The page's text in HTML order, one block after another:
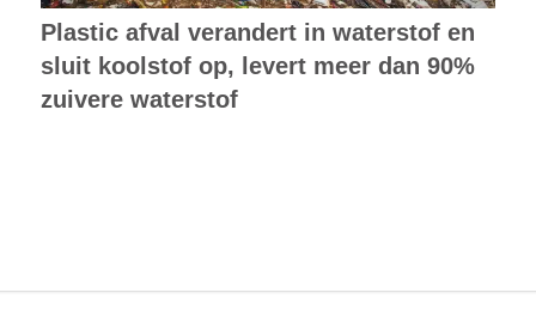
Plastic afval verandert in waterstof en
sluit koolstof op, levert meer dan 90%
zuivere waterstof